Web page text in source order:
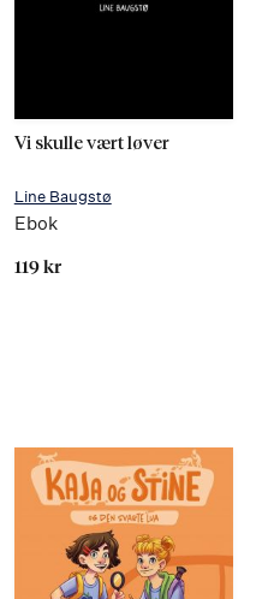
Vi skulle vært løver
Line Baugstø
Ebok
119 kr